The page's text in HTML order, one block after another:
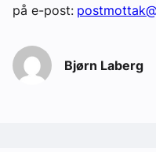
på e-post:
Bjørn Laberg